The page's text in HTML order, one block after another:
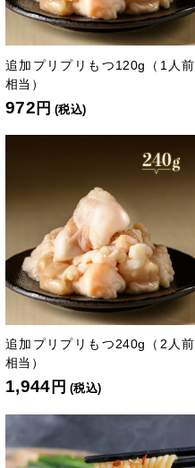
追加プリプリもつ120g（1人前
相当）
972 円 (税込)
追加プリプリもつ240g（2人前
相当）
1,944 円 (税込)